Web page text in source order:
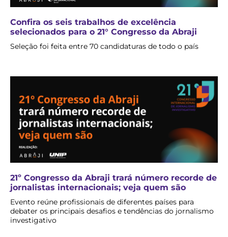
Confira os seis trabalhos de excelência
selecionados para o 21° Congresso da Abraji
Seleção foi feita entre 70 candidaturas de todo o país
21º Congresso da Abraji trará número recorde de
jornalistas internacionais; veja quem são
Evento reúne profissionais de diferentes países para
debater os principais desafios e tendências do jornalismo
investigativo